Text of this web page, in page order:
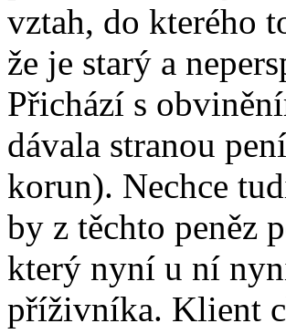
vztah, do kterého
že je starý a
Přichází s
dávala stranou
korun). Nechce
by z těchto peněz
který nyní u ní
příživníka. Klient